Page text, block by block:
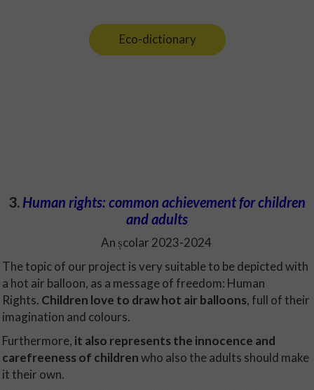
Eco-dictionary
3. Human rights: common achievement for children
and adults
An școlar 2023-2024
The topic of our project is very suitable to be depicted with
a hot air balloon, as a message of freedom: Human
Rights. Children love to draw hot air balloons, full of their
imagination and colours.
Furthermore, it also represents the innocence and
carefreeness of childrenwho also the adults should make
it their own.